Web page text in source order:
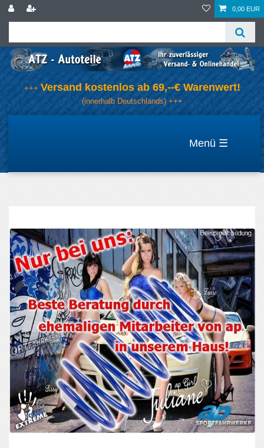
0,00 EUR
+++ Versand kostenlos ab 69,--€ Warenwert!
(innerhalb Deutschlands) +++
☰